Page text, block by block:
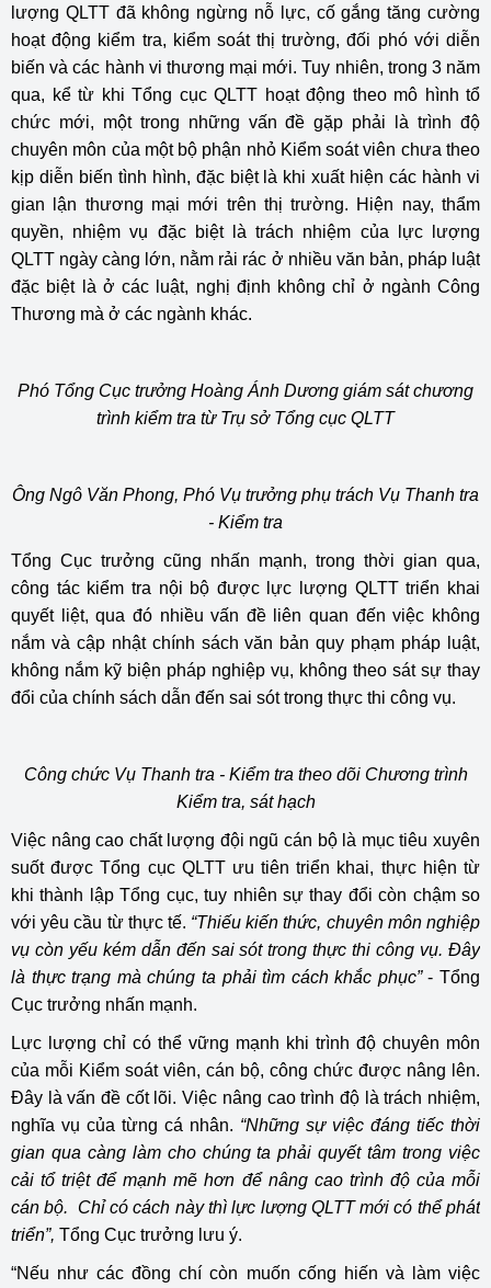
lượng QLTT đã không ngừng nỗ lực, cố gắng tăng cường
hoạt động kiểm tra, kiểm soát thị trường, đối phó với diễn
biến và các hành vi thương mại mới. Tuy nhiên, trong 3 năm
qua, kể từ khi Tổng cục QLTT hoạt động theo mô hình tổ
chức mới, một trong những vấn đề gặp phải là trình độ
chuyên môn của một bộ phận nhỏ Kiểm soát viên chưa theo
kịp diễn biến tình hình, đặc biệt là khi xuất hiện các hành vi
gian lận thương mại mới trên thị trường. Hiện nay, thẩm
quyền, nhiệm vụ đặc biệt là trách nhiệm của lực lượng
QLTT ngày càng lớn, nằm rải rác ở nhiều văn bản, pháp luật
đặc biệt là ở các luật, nghị định không chỉ ở ngành Công
Thương mà ở các ngành khác.
Phó Tổng Cục trưởng Hoàng Ánh Dương giám sát chương
trình kiểm tra từ Trụ sở Tổng cục QLTT
Ông Ngô Văn Phong, Phó Vụ trưởng phụ trách Vụ Thanh tra
- Kiểm tra
Tổng Cục trưởng cũng nhấn mạnh, trong thời gian qua,
công tác kiểm tra nội bộ được lực lượng QLTT triển khai
quyết liệt, qua đó nhiều vấn đề liên quan đến việc không
nắm và cập nhật chính sách văn bản quy phạm pháp luật,
không nắm kỹ biện pháp nghiệp vụ, không theo sát sự thay
đổi của chính sách dẫn đến sai sót trong thực thi công vụ.
Công chức Vụ Thanh tra - Kiểm tra theo dõi Chương trình
Kiểm tra, sát hạch
Việc nâng cao chất lượng đội ngũ cán bộ là mục tiêu xuyên
suốt được Tổng cục QLTT ưu tiên triển khai, thực hiện từ
khi thành lập Tổng cục, tuy nhiên sự thay đổi còn chậm so
với yêu cầu từ thực tế. “Thiếu kiến thức, chuyên môn nghiệp
vụ còn yếu kém dẫn đến sai sót trong thực thi công vụ. Đây
là thực trạng mà chúng ta phải tìm cách khắc phục”- Tổng
Cục trưởng nhấn mạnh.
Lực lượng chỉ có thể vững mạnh khi trình độ chuyên môn
của mỗi Kiểm soát viên, cán bộ, công chức được nâng lên.
Đây là vấn đề cốt lõi. Việc nâng cao trình độ là trách nhiệm,
nghĩa vụ của từng cá nhân. “Những sự việc đáng tiếc thời
gian qua càng làm cho chúng ta phải quyết tâm trong việc
cải tổ triệt để mạnh mẽ hơn để nâng cao trình độ của mỗi
cán bộ. Chỉ có cách này thì lực lượng QLTT mới có thể phát
triển”, Tổng Cục trưởng lưu ý.
“Nếu như các đồng chí còn muốn cống hiến và làm việc